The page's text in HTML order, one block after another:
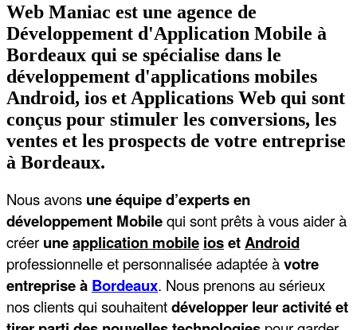
Web Maniac est une agence de
Développement d'Application Mobile à
Bordeaux qui se spécialise dans le
développement d'applications mobiles
Android, ios et Applications Web qui sont
conçus pour stimuler les conversions, les
ventes et les prospects de votre entreprise
à Bordeaux.
Nous avons une équipe d’experts en
développement Mobilequi sont prêts à vous aider à
créer uneapplication mobile iosetAndroid
professionnelle et personnalisée adaptée àvotre
entreprise à Bordeaux.​ Nous prenons au sérieux
nos clients qui souhaitentdévelopper leur activité et